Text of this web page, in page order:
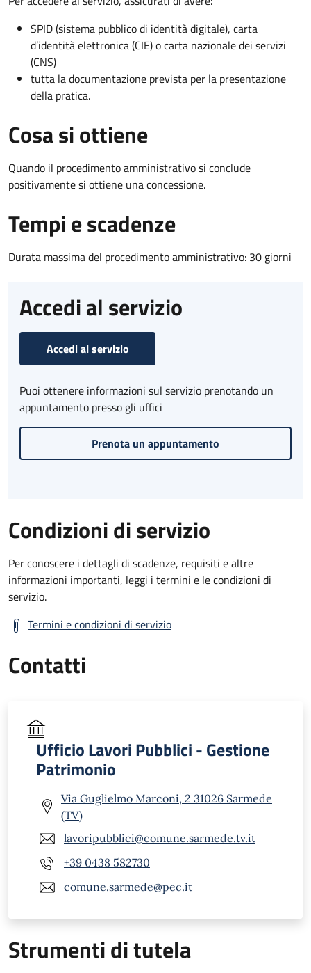
SPID (sistema pubblico di identità digitale), carta
d’identità elettronica (CIE) o carta nazionale dei servizi
(CNS)
tutta la documentazione prevista per la presentazione
della pratica.
Cosa si ottiene
Quando il procedimento amministrativo si conclude
positivamente si ottiene una concessione.
Tempi e scadenze
Durata massima del procedimento amministrativo: 30 giorni
Accedi al servizio
Accedi al servizio
Puoi ottenere informazioni sul servizio prenotando un
appuntamento presso gli uffici
Prenota un appuntamento
Condizioni di servizio
Per conoscere i dettagli di scadenze, requisiti e altre
informazioni importanti, leggi i termini e le condizioni di
servizio.
Termini e condizioni di servizio
Contatti
Ufficio Lavori Pubblici - Gestione
Patrimonio
Via Guglielmo Marconi, 2 31026 Sarmede
(TV)
lavoripubblici@comune.sarmede.tv.it
+39 0438 582730
comune.sarmede@pec.it
Strumenti di tutela